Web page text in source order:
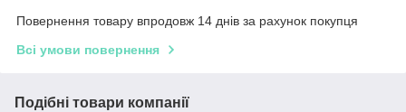
Повернення товару впродовж 14 днів за рахунок покупця
Всі умови повернення
Подібні товари компанії